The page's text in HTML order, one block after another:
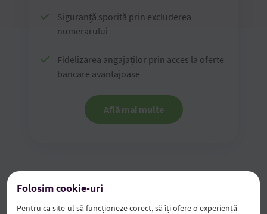
Siguranță sporită prin excluderea
numerarului
Fidelizarea angajaților prin acces la oferte
bancare avantajoase
Află mai multe
Plăți și transferuri
Folosim cookie-uri
Pentru ca site-ul să funcționeze corect, să îți ofere o experiență